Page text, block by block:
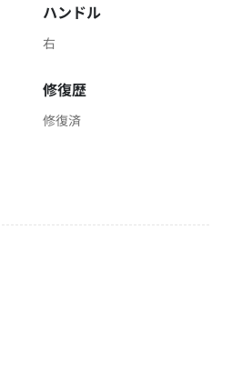
ハンドル
右
修復歴
修復済